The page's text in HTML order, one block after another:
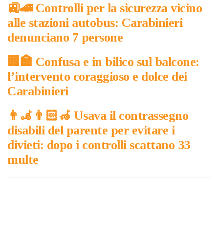
​🚉​🚄​ Controlli per la sicurezza vicino
alle stazioni autobus: Carabinieri
denunciano 7 persone
​🏢​🏣​ Confusa e in bilico sul balcone:
l’intervento coraggioso e dolce dei
Carabinieri
👨‍🦼​👨🏻‍🦽​ Usava il contrassegno
disabili del parente per evitare i
divieti: dopo i controlli scattano 33
multe